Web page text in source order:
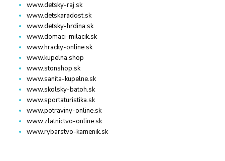
www.detsky-raj.sk
www.detskaradost.sk
www.detsky-hrdina.sk
www.domaci-milacik.sk
www.hracky-online.sk
www.kupelna.shop
www.stonshop.sk
www.sanita-kupelne.sk
www.skolsky-batoh.sk
www.sportaturistika.sk
www.potraviny-online.sk
www.zlatnictvo-online.sk
www.rybarstvo-kamenik.sk